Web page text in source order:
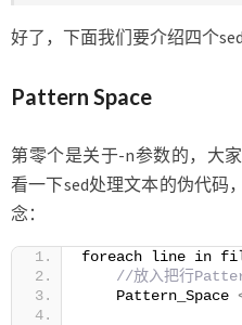
好了，下面我们要介绍四个
Pattern Space
第零个是关于-n参数的，大
看一下sed处理文本的伪代码
念：
foreach line in
//放入把行
    Pattern_Space